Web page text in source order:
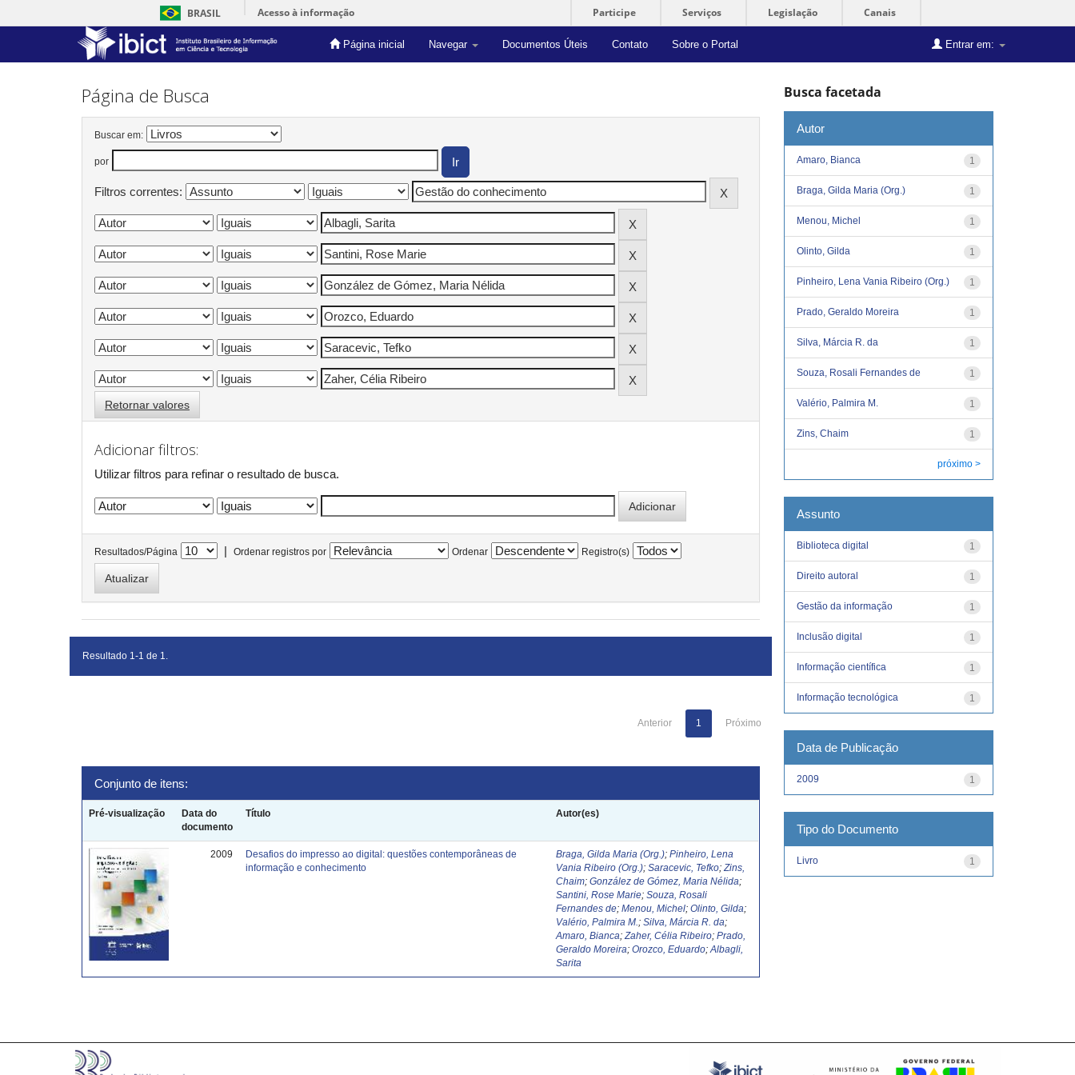
BRASIL Acesso à informação Participe Serviços Legislação Canais
Página inicial Navegar Documentos Úteis Contato Sobre o Portal Entrar em:
Skip
Página de Busca
Buscar em:
por
Filtros correntes:
Retornar valores
Adicionar filtros:
Utilizar filtros para refinar o resultado de busca.
Resultados/Página | Ordenar registros por Ordenar Registro(s)
Resultado 1-1 de 1.
Anterior 1 Próximo
Conjunto de itens:
Pré-visualização
Data do
documento
Título Autor(es)
2009
Desafios do impresso ao digital: questões contemporâneas de
informação e conhecimento
Braga, Gilda Maria (Org.);Pinheiro, Lena
Vania Ribeiro (Org.);Saracevic, Tefko;Zins,
Chaim;González de Gómez, Maria Nélida;
Santini, Rose Marie;Souza, Rosali
Fernandes de;Menou, Michel;Olinto, Gilda;
Valério, Palmira M. ;Silva, Márcia R. da;
Amaro, Bianca;Zaher, Célia Ribeiro;Prado,
Geraldo Moreira;Orozco, Eduardo;Albagli,
Sarita
Busca facetada
Autor
1
Amaro, Bianca
1
Braga, Gilda Maria (Org.)
1
Menou, Michel
1
Olinto, Gilda
1
Pinheiro, Lena Vania Ribeiro (Org.)
1
Prado, Geraldo Moreira
1
Silva, Márcia R. da
1
Souza, Rosali Fernandes de
1
Valério, Palmira M.
1
Zins, Chaim
próximo >
Assunto
1
Biblioteca digital
1
Direito autoral
1
Gestão da informação
1
Inclusão digital
1
Informação científica
1
Informação tecnológica
Data de Publicação
1
2009
Tipo do Documento
1
Livro